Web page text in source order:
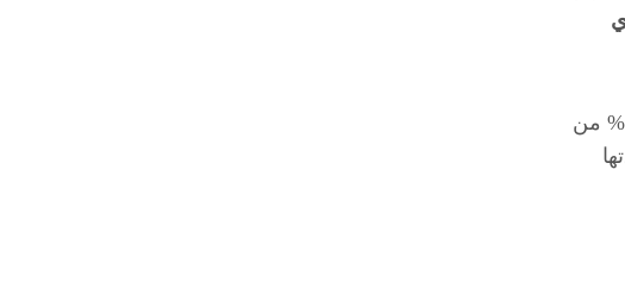
ويشار أن احتلّت قطر المركز السادس بقائمة أكبر 10 دول منتجة للغاز الطبيعي في 2022، مستحوذة على 4.4% من